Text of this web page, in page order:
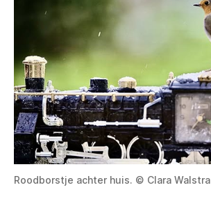
Roodborstje achter huis. © Clara Walstra